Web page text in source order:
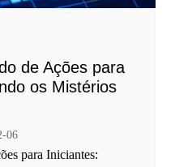
de Ações para
os Mistérios
06
para Iniciantes: